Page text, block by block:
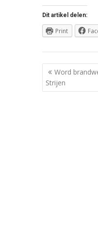
Dit artikel delen:
Print
Word
Strijen